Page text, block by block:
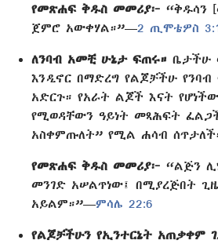
የመጽሐፍ ቅዱስ መመሪያ፦ “ቅዱሳን
ጀምሮ አውቀሃል።”—2 ጢሞቴዎስ
ለንባብ አመቺ ሁኔታ ፍጠሩ። ቤታችሁ
እንዲኖር በማድረግ የልጆቻችሁ የንባብ
አድርጉ። የአራት ልጆች እናት
የሚወዳቸውን ዓይነት መጻሕፍት
አስቀምጡለት” የሚል ሐሳብ
የመጽሐፍ ቅዱስ መመሪያ፦ “ልጅን
መንገድ አሠልጥነው፤ በሚያረጅበት
አይልም።”—ምሳሌ 22:6
የልጆቻችሁን የኢንተርኔት አጠቃቀም